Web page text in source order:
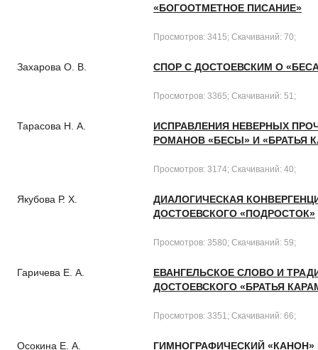
«БОГООТМЕТНОЕ ПИСАНИЕ»
Просмотров: 3415; Скачиваний: 70;
Захарова О. В. СПОР С ДОСТОЕВСКИМ О
Просмотров: 3365; Скачиваний: 51;
Тарасова Н. А.
ИСПРАВЛЕНИЯ НЕВЕРНЫХ
РОМАНОВ «БЕСЫ» И «БРАТЬЯ
Просмотров: 3174; Скачиваний: 40;
Якубова Р. Х.
ДИАЛОГИЧЕСКАЯ
ДОСТОЕВСКОГО «ПОДРОСТОК»
Просмотров: 3580; Скачиваний: 59;
Гаричева Е. А.
ЕВАНГЕЛЬСКОЕ СЛОВО И
ДОСТОЕВСКОГО «БРАТЬЯ
Просмотров: 3351; Скачиваний: 66;
Осокина Е. А. ГИМНОГРАФИЧЕСКИЙ